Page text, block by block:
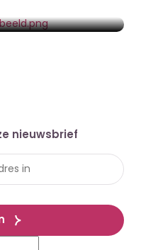
nieuwsbrief